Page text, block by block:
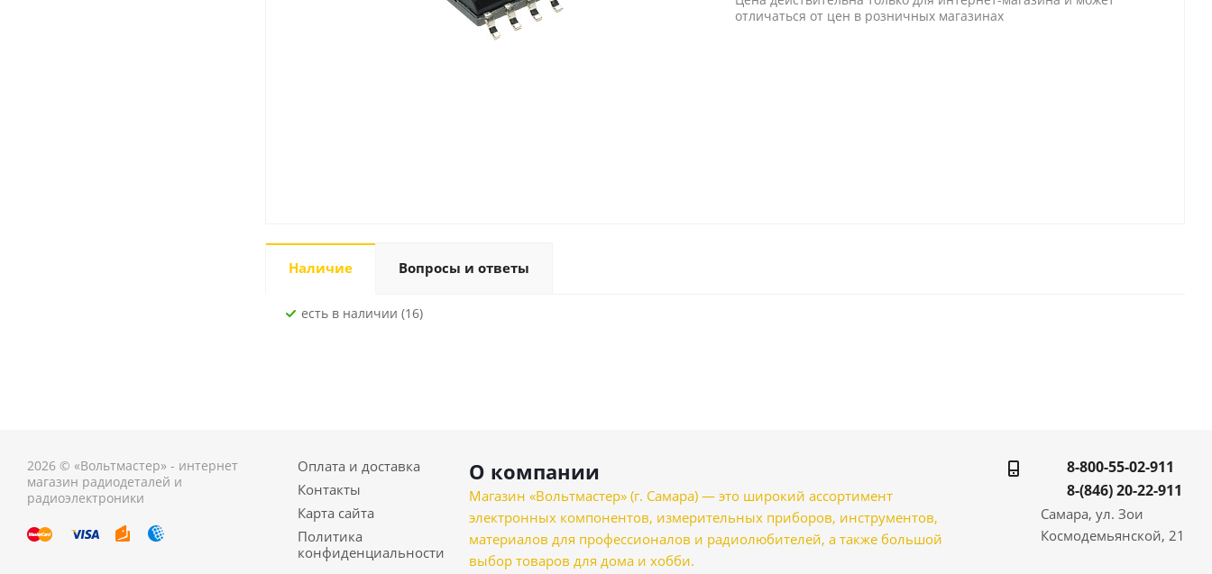
отличаться от цен в розничных магазинах
Наличие Вопросы и ответы
Есть в наличии (16)
2026 © «Вольтмастер» - интернет
магазин радиодеталей и
радиоэлектроники
Оплата и доставка
Контакты
Карта сайта
Политика
конфиденциальности
О компании
Магазин «Вольтмастер» (г. Самара) — это широкий ассортимент
электронных компонентов, измерительных приборов, инструментов,
материалов для профессионалов и радиолюбителей, а также большой
выбор товаров для дома и хобби.
8-800-55-02-911
8-(846) 20-22-911
Самара, ул. Зои
Космодемьянской, 21